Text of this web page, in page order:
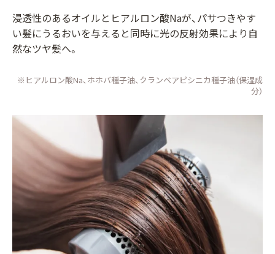
浸透性のあるオイルとヒアルロン酸Naが、パサつきやす
い髪にうるおいを与えると同時に光の反射効果により自
然なツヤ髪へ。
※ヒアルロン酸Na、ホホバ種子油、クランベアピシニカ種子油（保湿成
分）